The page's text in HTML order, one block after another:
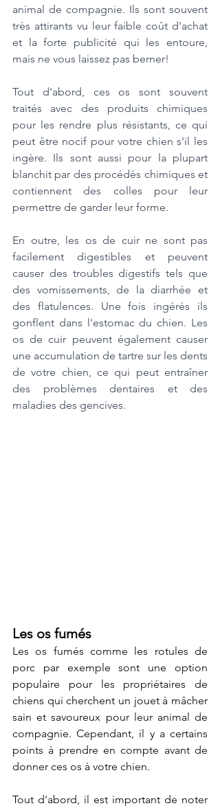
animal de compagnie. Ils sont souvent
très attirants vu leur faible coût d'achat
et la forte publicité qui les entoure,
mais ne vous laissez pas berner!
Tout d'abord, ces os sont souvent
traités avec des produits chimiques
pour les rendre plus résistants, ce qui
peut être nocif pour votre chien s'il les
ingère. Ils sont aussi pour la plupart
blanchit par des procédés chimiques et
contiennent des colles pour leur
permettre de garder leur forme.
En outre, les os de cuir ne sont pas
facilement digestibles et peuvent
causer des troubles digestifs tels que
des vomissements, de la diarrhée et
des flatulences. Une fois ingérés ils
gonflent dans l'estomac du chien. Les
os de cuir peuvent également causer
une accumulation de tartre sur les dents
de votre chien, ce qui peut entraîner
des problèmes dentaires et des
maladies des gencives.
Les os fumés
Les os fumés comme les rotules de
porc par exemple sont une option
populaire pour les propriétaires de
chiens qui cherchent un jouet à mâcher
sain et savoureux pour leur animal de
compagnie. Cependant, il y a certains
points à prendre en compte avant de
donner ces os à votre chien.
Tout d'abord, il est important de noter